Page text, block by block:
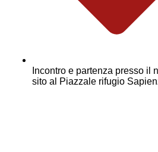
Incontro e partenza presso il
sito al Piazzale rifugio